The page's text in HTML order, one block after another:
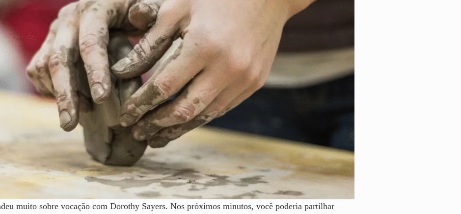
muito sobre vocação com Dorothy Sayers. Nos próximos minutos, você poderia partilhar